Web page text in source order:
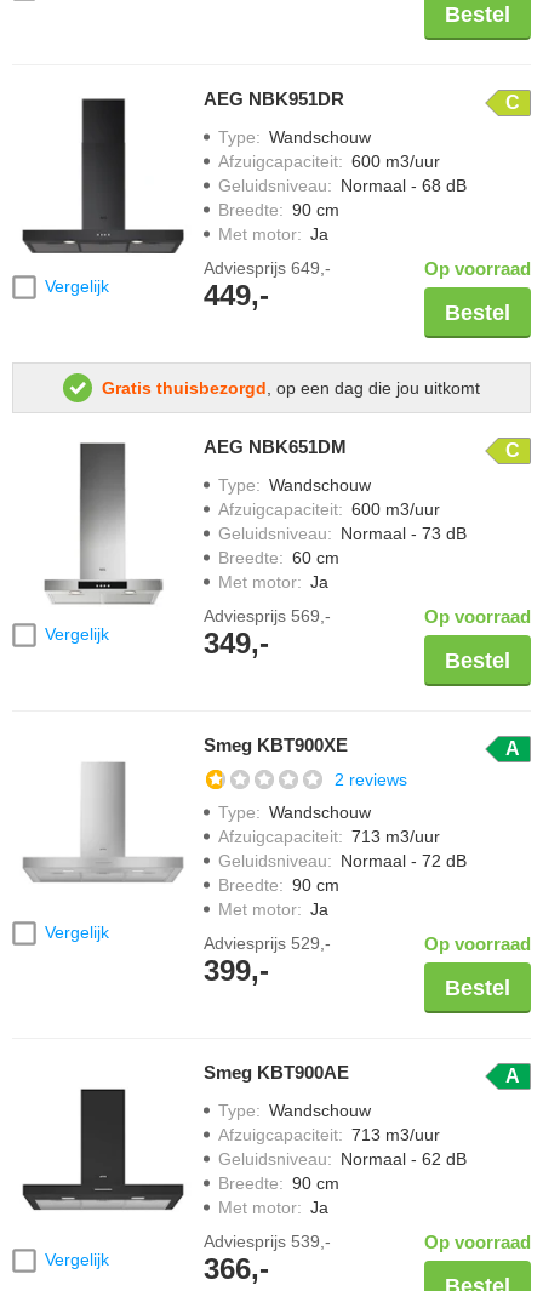
Bestel
Vergelijk
AEG NBK951DR C
Type: Wandschouw
Afzuigcapaciteit: 600 m3/uur
Geluidsniveau: Normaal - 68 dB
Breedte: 90 cm
Met motor: Ja
Adviesprijs 649,-
449,-
Op voorraad
Bestel
Gratis thuisbezorgd , op een dag die jou uitkomt
Vergelijk
AEG NBK651DM C
Type: Wandschouw
Afzuigcapaciteit: 600 m3/uur
Geluidsniveau: Normaal - 73 dB
Breedte: 60 cm
Met motor: Ja
Adviesprijs 569,-
349,-
Op voorraad
Bestel
Vergelijk
Smeg KBT900XE A
2 reviews
Type: Wandschouw
Afzuigcapaciteit: 713 m3/uur
Geluidsniveau: Normaal - 72 dB
Breedte: 90 cm
Met motor: Ja
Adviesprijs 529,-
399,-
Op voorraad
Bestel
Vergelijk
Smeg KBT900AE A
Type: Wandschouw
Afzuigcapaciteit: 713 m3/uur
Geluidsniveau: Normaal - 62 dB
Breedte: 90 cm
Met motor: Ja
Adviesprijs 539,-
366,-
Op voorraad
Bestel